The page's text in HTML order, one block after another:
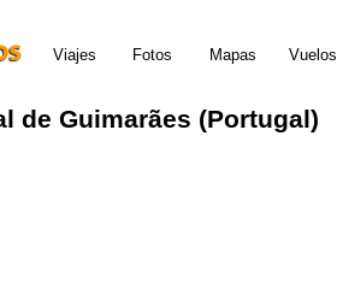
Viajes Fotos Mapas Vuelos
de Guimarães (Portugal)